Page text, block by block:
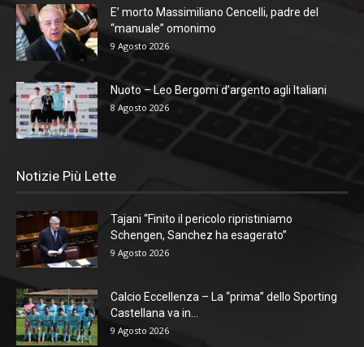
E’ morto Massimiliano Cencelli, padre del
“manuale” omonimo
9 Agosto 2026
Nuoto – Leo Bergomi d’argento agli Italiani
8 Agosto 2026
Notizie Più Lette
Tajani “Finito il pericolo ripristiniamo
Schengen, Sanchez ha esagerato”
9 Agosto 2026
Calcio Eccellenza – La “prima” dello Sporting
Castellana va in...
9 Agosto 2026